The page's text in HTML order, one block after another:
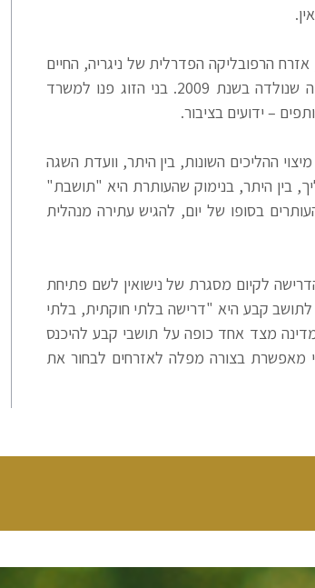
הרפובליקה הפדרלית של ניגריה, החיים
תחת קורת גג אחת, מנהלים משק בית משותף, והם הורים לילדה שנולדה בשנת 2009. בני הזוג פנו למשרד
– ידועים בציבור.
ההליכים השונות, בין היתר, וועדת השגה
בין היתר, בנימוק שהעותרת היא "תושבת"
בסופו של יום, להגיש עתירה מנהלית
לקיום מסגרת של נישואין לשם פתיחת
לתושב קבע היא "דרישה בלתי חוקתית, בלתי
מצד אחד כופה על תושבי קבע להיכנס
מאפשרת בצורה מפלה לאזרחים לבחור את